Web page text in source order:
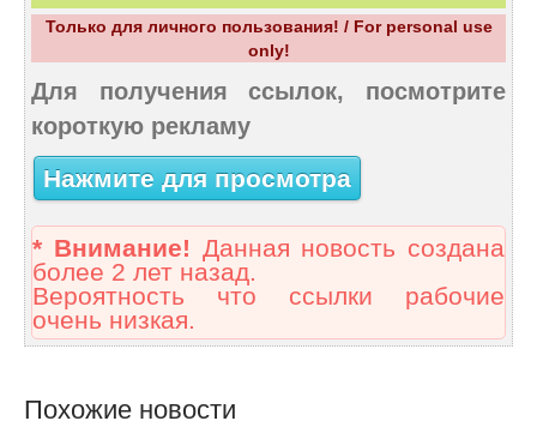
Только для личного пользования! / For personal use
only!
Для получения ссылок, посмотрите
короткую рекламу
Нажмите для просмотра
* Внимание! Данная новость создана
более 2 лет назад.
Вероятность что ссылки рабочие
очень низкая.
Похожие новости